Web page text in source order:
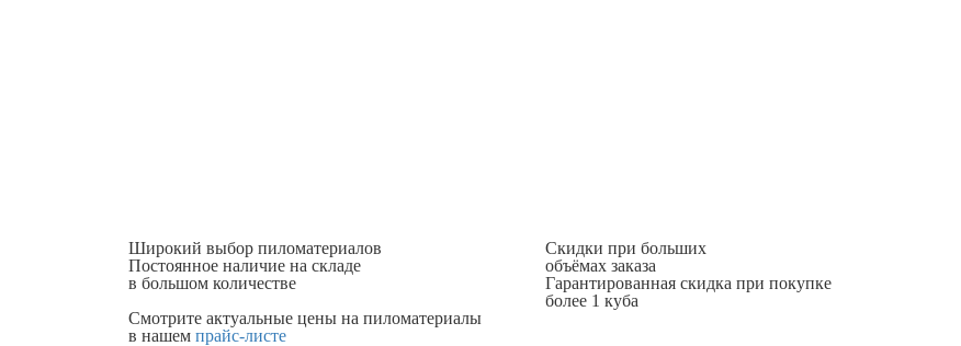
Широкий выбор пиломатериалов
Постоянное наличие на складе
в большом количестве
Скидки при больших
объёмах заказа
Гарантированная скидка при покупке
более 1 куба
Смотрите актуальные цены на пиломатериалы
в нашем прайс-листе